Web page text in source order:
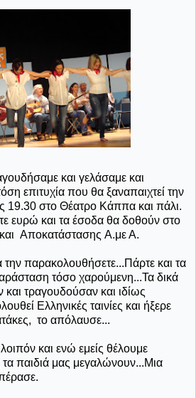
και γελάσαμε και
επιτυχία που θα ξαναπαιχτεί την
19.30 στο Θέατρο Κάππα και πάλι.
ευρώ και τα έσοδα θα δοθούν στο
Αποκατάστασης Α.με Α.
παρακολουθήσετε...Πάρτε και τα
τόσο χαρούμενη...Τα δικά
και τραγουδούσαν και ιδίως
Ελληνικές ταινίες και ήξερε
το απόλαυσε...
και ενώ εμείς θέλουμε
τα παιδιά μας μεγαλώνουν...Μια